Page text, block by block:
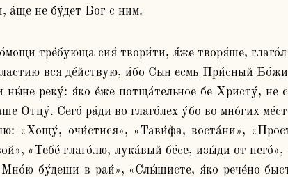
а́ще не бу́дет Бог с ним.
тре́бующа сия́ твори́ти, я́же творя́ше,
вся де́йствую, и́бо Сын есмь При́сный
реку́: я́ко е́же потща́тельное бе Христу́, не
Отцу́. Сего́ ра́ди во глаго́лех у́бо во мно́гих
«Хощу́, очи́стися», «Тави́фа, воста́ни»,
«Тебе́ глаго́лю, лука́вый бе́се, изы́ди от
Мно́ю бу́деши в раи́», «Слы́шисте, я́ко рече́но